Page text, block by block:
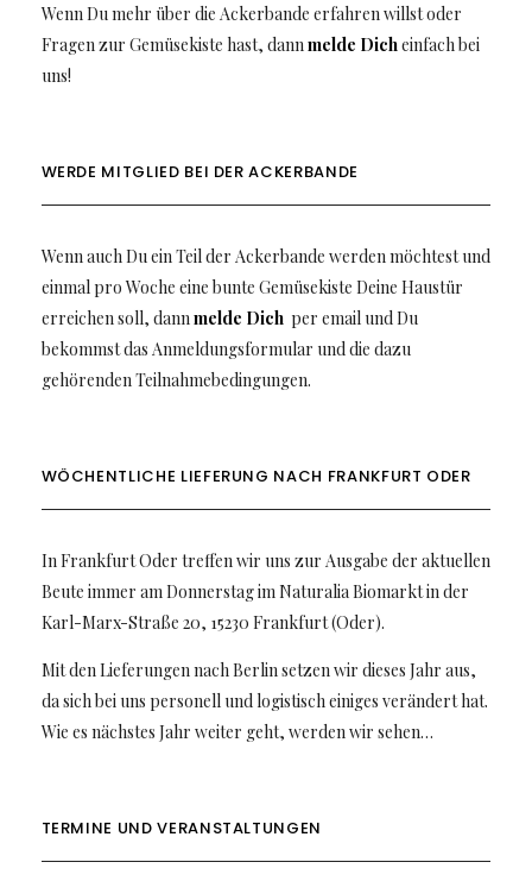
Wenn Du mehr über die Ackerbande erfahren willst oder
Fragen zur Gemüsekiste hast, dann melde Dicheinfach bei
uns!
WERDE MITGLIED BEI DER ACKERBANDE
Wenn auch Du ein Teil der Ackerbande werden möchtest und
einmal pro Woche eine bunte Gemüsekiste Deine Haustür
erreichen soll, dann melde Dichper email und Du
bekommst das Anmeldungsformular und die dazu
gehörenden Teilnahmebedingungen.
WÖCHENTLICHE LIEFERUNG NACH FRANKFURT ODER
In Frankfurt Oder treffen wir uns zur Ausgabe der aktuellen
Beute immer am Donnerstag im Naturalia Biomarkt in der
Karl-Marx-Straße 20, 15230 Frankfurt (Oder).
Mit den Lieferungen nach Berlin setzen wir dieses Jahr aus,
da sich bei uns personell und logistisch einiges verändert hat.
Wie es nächstes Jahr weiter geht, werden wir sehen…
TERMINE UND VERANSTALTUNGEN